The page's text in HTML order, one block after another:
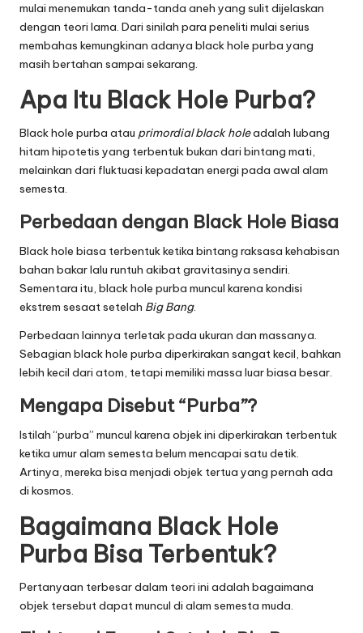
mulai menemukan tanda-tanda aneh yang sulit dijelaskan
dengan teori lama. Dari sinilah para peneliti mulai serius
membahas kemungkinan adanya black hole purba yang
masih bertahan sampai sekarang.
Apa Itu Black Hole Purba?
Black hole purba atau primordial black holeadalah lubang
hitam hipotetis yang terbentuk bukan dari bintang mati,
melainkan dari fluktuasi kepadatan energi pada awal alam
semesta.
Perbedaan dengan Black Hole Biasa
Black hole biasa terbentuk ketika bintang raksasa kehabisan
bahan bakar lalu runtuh akibat gravitasinya sendiri.
Sementara itu, black hole purba muncul karena kondisi
ekstrem sesaat setelah Big Bang.
Perbedaan lainnya terletak pada ukuran dan massanya.
Sebagian black hole purba diperkirakan sangat kecil, bahkan
lebih kecil dari atom, tetapi memiliki massa luar biasa besar.
Mengapa Disebut “Purba”?
Istilah “purba” muncul karena objek ini diperkirakan terbentuk
ketika umur alam semesta belum mencapai satu detik.
Artinya, mereka bisa menjadi objek tertua yang pernah ada
di kosmos.
Bagaimana Black Hole
Purba Bisa Terbentuk?
Pertanyaan terbesar dalam teori ini adalah bagaimana
objek tersebut dapat muncul di alam semesta muda.